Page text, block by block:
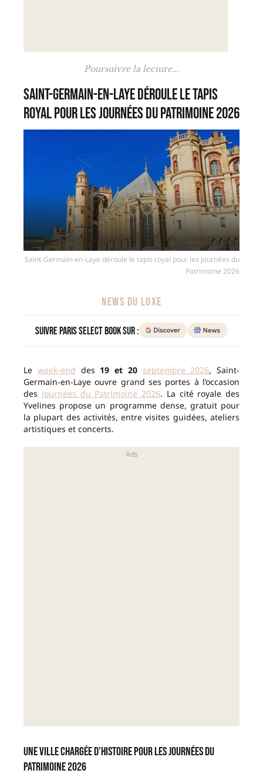
Poursuivre la lecture...
Saint-Germain-en-Laye déroule le tapis
royal pour les Journées du Patrimoine 2026
Saint-Germain-en-Laye déroule le tapis royal pour les Journées du
Patrimoine 2026
NEWS DU LUXE
Suivre Paris Select Book sur :
Le week-end des 19 et 20 septembre 2026, Saint-
Germain-en-Laye ouvre grand ses portes à l’occasion
des Journées du Patrimoine 2026. La cité royale des
Yvelines propose un programme dense, gratuit pour
la plupart des activités, entre visites guidées, ateliers
artistiques et concerts.
Une ville chargée d’histoire pour les Journées du
Patrimoine 2026